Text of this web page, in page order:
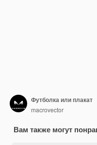
Футболка или плакат
macrovector
Вам также могут